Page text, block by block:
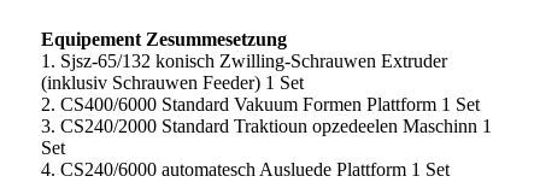
Equipement Zesummesetzung
1. Sjsz-65/132 konisch Zwilling-Schrauwen Extruder
(inklusiv Schrauwen Feeder) 1 Set
2. CS400/6000 Standard Vakuum Formen Plattform 1 Set
3. CS240/2000 Standard Traktioun opzedeelen Maschinn 1
Set
4. CS240/6000 automatesch Ausluede Plattform 1 Set